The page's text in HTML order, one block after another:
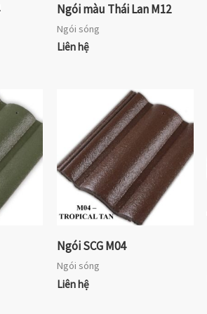
Ngói màu Thái Lan M12
Ngói sóng
Liên hệ
Ngói SCG M04
Ngói sóng
Liên hệ